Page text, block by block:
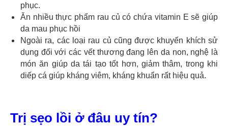
phục.
Ăn nhiều thực phẩm rau củ có chứa vitamin E sẽ giúp
da mau phục hồi
Ngoài ra, các loại rau củ cũng được khuyến khích sử
dụng đối với các vết thương đang lên da non, nghệ là
món ăn giúp da tái tạo tốt hơn, giảm thâm, trong khi
diếp cá giúp kháng viêm, kháng khuẩn rất hiệu quả.
Trị sẹo lồi ở đâu uy tín?